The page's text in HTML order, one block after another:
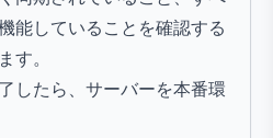
能していることを確認する
す。
したら、サーバーを本番環